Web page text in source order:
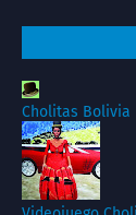
Cholitas Bolivia